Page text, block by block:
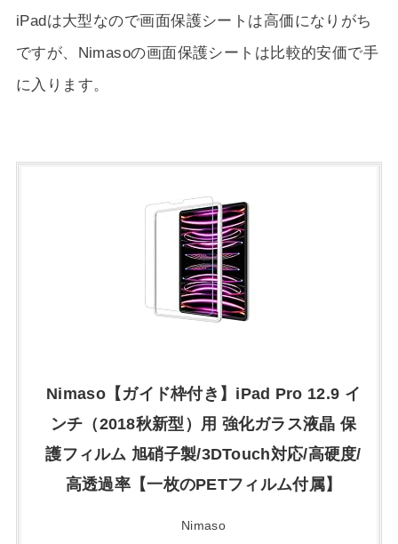
iPadは大型なので画面保護シートは高価になりがち
ですが、Nimasoの画面保護シートは比較的安価で手
に入ります。
Nimaso【ガイド枠付き】iPad Pro 12.9 イ
ンチ（2018秋新型）用 強化ガラス液晶 保
護フィルム 旭硝子製/3DTouch対応/高硬度/
高透過率【一枚のPETフィルム付属】
Nimaso